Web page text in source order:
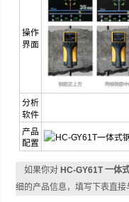
操作
界面
分析
软件
产品
配置
如果你对 HC-GY61T 一体
细的产品信息，填写下表直接